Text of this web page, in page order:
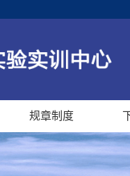
规章制度